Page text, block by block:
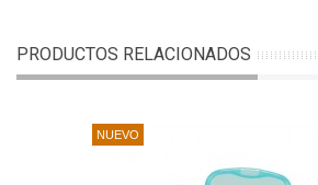
PRODUCTOS RELACIONADOS
NUEVO